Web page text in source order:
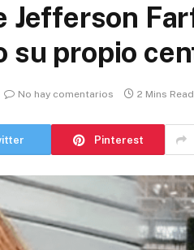
Jefferson
su propio
No hay comentarios 2 Mins Read
Pinterest